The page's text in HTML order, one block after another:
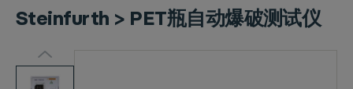
Steinfurth > PET瓶自动爆破测试仪